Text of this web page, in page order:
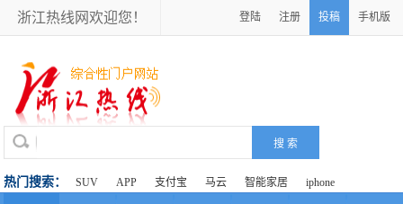
浙江热线网欢迎您！ 登陆 注册 投稿 手机版
热门搜索： SUV APP 支付宝 马云 智能家居 iphone